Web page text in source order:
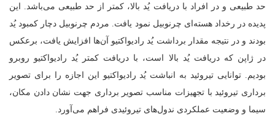
حد طبیعی و در افراد با دریافت یُد بالا، کمتر از حد طبیعی می‌باشد. این
پدیده در رخداد هسته‌ای چرنوبیل نمود یافت. مردم چرنوبیل دچار کمبود یُد
بودند و در نتیجه مقدار برداشت یُد رادیواکتیو آن‌ها افزایش یافت، برعکس
در ژاپن که دریافت یُد بالا است، با دریافت کمتر یُد رادیواکتیو روبرو
بودیم. توانایی تیروئید به انباشت یُد رادیواکتیو این اجازه را برای تصویر
برداری تیروئید با تجهیزات مناسب تصویر برداری جهت نشان دادن مکان،
سیما و وضعیت عملکردی ندول‌های تیروئیدی فراهم می‌آورد.